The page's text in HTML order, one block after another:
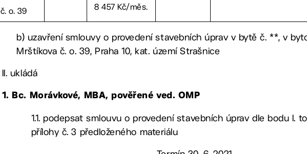
č. o. 39 8 457 Kč/měs.
b) uzavření smlouvy o provedení stavebních úprav v bytě č. **, v
Mrštíkova č. o. 39, Praha 10, kat. území Strašnice
II. ukládá
1. Bc. Morávkové, MBA, pověřené ved. OMP
1.1. podepsat smlouvu o provedení stavebních úprav dle bodu I.
přílohy č. 3 předloženého materiálu